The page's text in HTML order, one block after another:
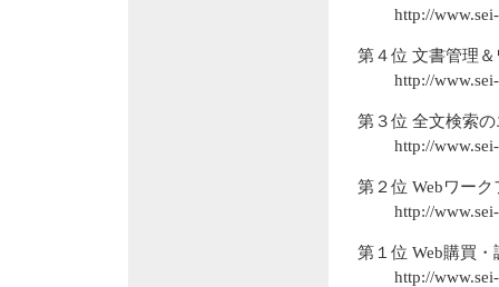
http://
第４位 文書管理
http://
第３位 全文検索
http://
第２位 Webワー
http://
第１位 Web購買
http://